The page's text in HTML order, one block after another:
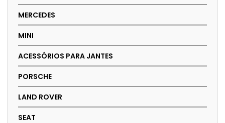
MERCEDES
MINI
ACESSÓRIOS PARA JANTES
PORSCHE
LAND ROVER
SEAT